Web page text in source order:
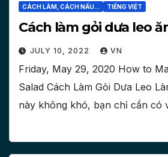
CÁCH LÀM, CÁCH NẤU... TIẾNG VIỆT
Cách làm gỏi dưa leo
JULY 10, 2022 VN
Friday, May 29, 2020 How to
Salad Cách Làm Gỏi Dưa Leo
này không khó, bạn chỉ cần có